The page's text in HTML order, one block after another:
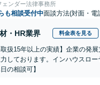
ェンダー法律事務所
も相談受付中面談方法(対面・電
・HR業界 料金表を見る
取扱15年以上の実績】企業の発
しております。インハウスロ
の相談可】